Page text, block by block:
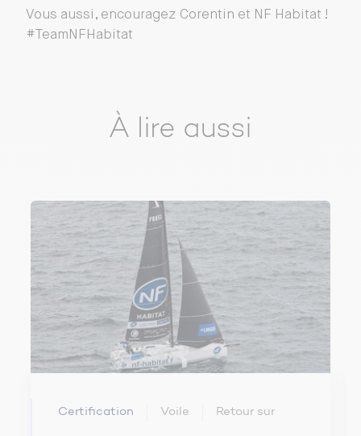
Vous aussi, encouragez Corentin et NF Habitat !
#TeamNFHabitat
À lire aussi
Certification Voile Retour sur